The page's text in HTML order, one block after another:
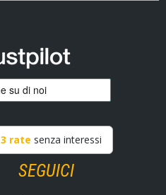
3 rate senza interessi
SEGUICI